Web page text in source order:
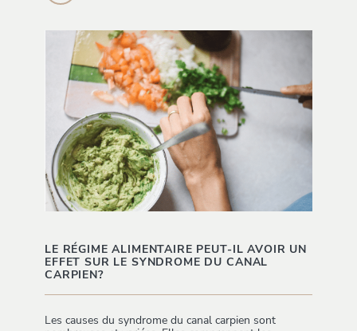
LE RÉGIME ALIMENTAIRE PEUT-IL AVOIR UN
EFFET SUR LE SYNDROME DU CANAL
CARPIEN?
Les causes du syndrome du canal carpien sont